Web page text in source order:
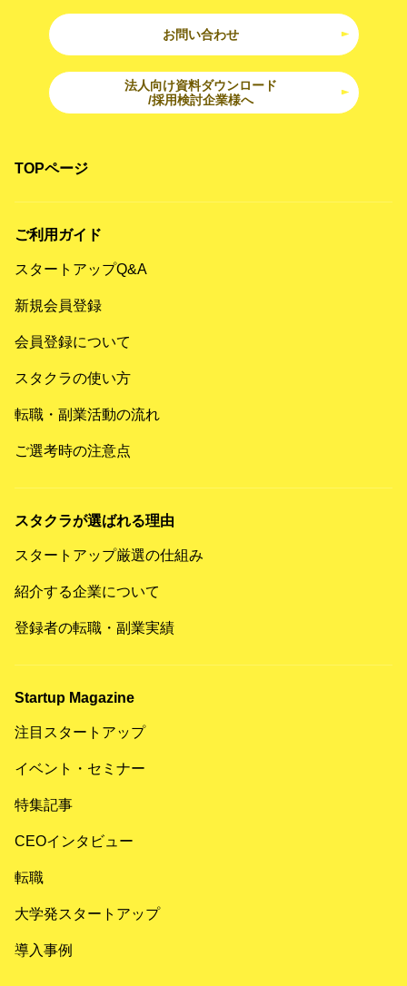
お問い合わせ
法人向け資料ダウンロード
/採用検討企業様へ
TOPページ
ご利用ガイド
スタートアップQ&A
新規会員登録
会員登録について
スタクラの使い方
転職・副業活動の流れ
ご選考時の注意点
スタクラが選ばれる理由
スタートアップ厳選の仕組み
紹介する企業について
登録者の転職・副業実績
Startup Magazine
注目スタートアップ
イベント・セミナー
特集記事
CEOインタビュー
転職
大学発スタートアップ
導入事例